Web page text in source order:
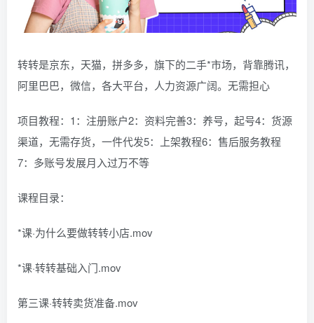
转转是京东，天猫，拼多多，旗下的二手*市场，背靠腾讯，
阿里巴巴，微信，各大平台，人力资源广阔。无需担心
项目教程：1：注册账户2：资料完善3：养号，起号4：货源
渠道，无需存货，一件代发5：上架教程6：售后服务教程
7：多账号发展月入过万不等
课程目录：
*课·为什么要做转转小店.mov
*课·转转基础入门.mov
第三课·转转卖货准备.mov